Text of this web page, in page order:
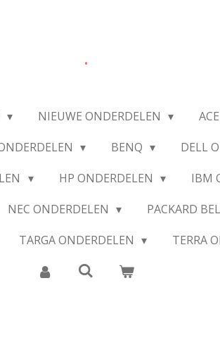
.
NIEUWE ONDERDELEN
BENQ DELL
HP ONDERDELEN IBM
NEC ONDERDELEN PACKARD
TARGA ONDERDELEN TERRA